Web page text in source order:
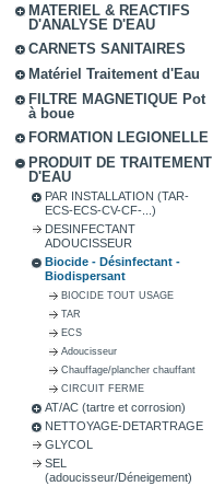
MATERIEL & REACTIFS
D'ANALYSE D'EAU
CARNETS SANITAIRES
Matériel Traitement d'Eau
FILTRE MAGNETIQUE Pot
à boue
FORMATION LEGIONELLE
PRODUIT DE TRAITEMENT
D'EAU
PAR INSTALLATION (TAR-
ECS-ECS-CV-CF-...)
DESINFECTANT
ADOUCISSEUR
Biocide - Désinfectant -
Biodispersant
BIOCIDE TOUT USAGE
TAR
ECS
Adoucisseur
Chauffage/plancher chauffant
CIRCUIT FERME
AT/AC (tartre et corrosion)
NETTOYAGE-DETARTRAGE
GLYCOL
SEL
(adoucisseur/Déneigement)